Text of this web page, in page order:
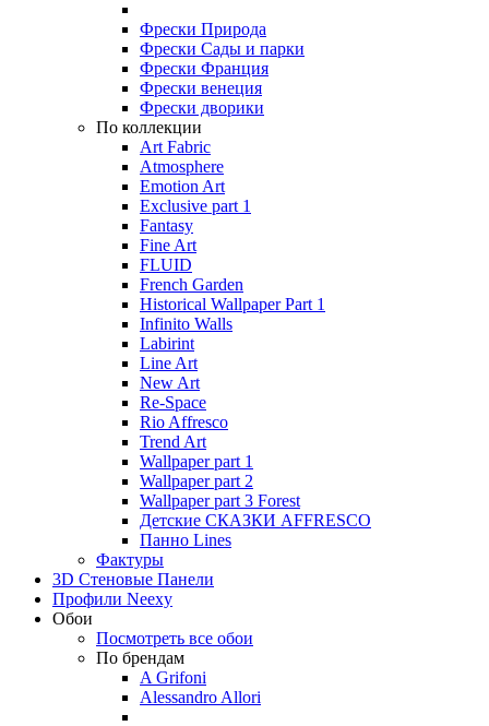
Фрески Природа
Фрески Сады и парки
Фрески Франция
Фрески венеция
Фрески дворики
По коллекции
Art Fabric
Atmosphere
Emotion Art
Exclusive part 1
Fantasy
Fine Art
FLUID
French Garden
Historical Wallpaper Part 1
Infinito Walls
Labirint
Line Art
New Art
Re-Space
Rio Affresco
Trend Art
Wallpaper part 1
Wallpaper part 2
Wallpaper part 3 Forest
Детские СКАЗКИ AFFRESCO
Панно Lines
Фактуры
3D Стеновые Панели
Профили Neexy
Обои
Посмотреть все обои
По брендам
A Grifoni
Alessandro Allori